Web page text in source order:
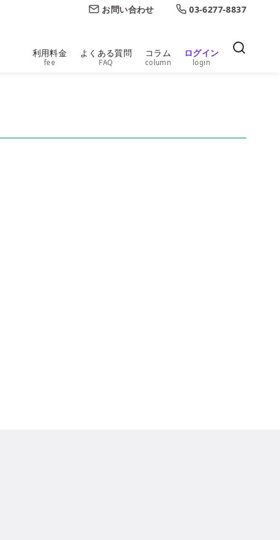
お問い合わせ 03-6277-8837
利用料金
fee
よくある質問
FAQ
コラム
column
ログイン
login